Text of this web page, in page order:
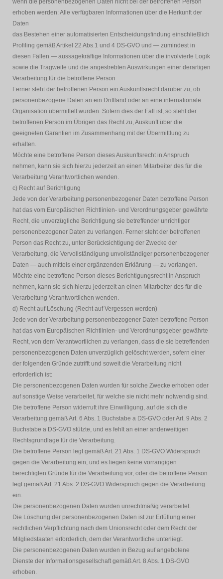
erhoben werden: Alle verfügbaren Informationen über die Herkunft der
Daten
das Bestehen einer automatisierten Entscheidungsfindung einschließlich
Profiling gemäß Artikel 22 Abs.1 und 4 DS-GVO und — zumindest in
diesen Fällen — aussagekräftige Informationen über die involvierte Logik
sowie die Tragweite und die angestrebten Auswirkungen einer derartigen
Verarbeitung für die betroffene Person
Ferner steht der betroffenen Person ein Auskunftsrecht darüber zu, ob
personenbezogene Daten an ein Drittland oder an eine internationale
Organisation übermittelt wurden. Sofern dies der Fall ist, so steht der
betroffenen Person im Übrigen das Recht zu, Auskunft über die
geeigneten Garantien im Zusammenhang mit der Übermittlung zu
erhalten.
Möchte eine betroffene Person dieses Auskunftsrecht in Anspruch
nehmen, kann sie sich hierzu jederzeit an einen Mitarbeiter des für die
Verarbeitung Verantwortlichen wenden.
c) Recht auf Berichtigung
Jede von der Verarbeitung personenbezogener Daten betroffene Person
hat das vom Europäischen Richtlinien- und Verordnungsgeber gewährte
Recht, die unverzügliche Berichtigung sie betreffender unrichtiger
personenbezogener Daten zu verlangen. Ferner steht der betroffenen
Person das Recht zu, unter Berücksichtigung der Zwecke der
Verarbeitung, die Vervollständigung unvollständiger personenbezogener
Daten — auch mittels einer ergänzenden Erklärung — zu verlangen.
Möchte eine betroffene Person dieses Berichtigungsrecht in Anspruch
nehmen, kann sie sich hierzu jederzeit an einen Mitarbeiter des für die
Verarbeitung Verantwortlichen wenden.
d) Recht auf Löschung (Recht auf Vergessen werden)
Jede von der Verarbeitung personenbezogener Daten betroffene Person
hat das vom Europäischen Richtlinien- und Verordnungsgeber gewährte
Recht, von dem Verantwortlichen zu verlangen, dass die sie betreffenden
personenbezogenen Daten unverzüglich gelöscht werden, sofern einer
der folgenden Gründe zutrifft und soweit die Verarbeitung nicht
erforderlich ist:
Die personenbezogenen Daten wurden für solche Zwecke erhoben oder
auf sonstige Weise verarbeitet, für welche sie nicht mehr notwendig sind.
Die betroffene Person widerruft ihre Einwilligung, auf die sich die
Verarbeitung gemäß Art. 6 Abs. 1 Buchstabe a DS-GVO oder Art. 9 Abs. 2
Buchstabe a DS-GVO stützte, und es fehlt an einer anderweitigen
Rechtsgrundlage für die Verarbeitung.
Die betroffene Person legt gemäß Art. 21 Abs. 1 DS-GVO Widerspruch
gegen die Verarbeitung ein, und es liegen keine vorrangigen
berechtigten Gründe für die Verarbeitung vor, oder die betroffene Person
legt gemäß Art. 21 Abs. 2 DS-GVO Widerspruch gegen die Verarbeitung
ein.
Die personenbezogenen Daten wurden unrechtmäßig verarbeitet.
Die Löschung der personenbezogenen Daten ist zur Erfüllung einer
rechtlichen Verpflichtung nach dem Unionsrecht oder dem Recht der
Mitgliedstaaten erforderlich, dem der Verantwortliche unterliegt.
Die personenbezogenen Daten wurden in Bezug auf angebotene
Dienste der Informationsgesellschaft gemäß Art. 8 Abs. 1 DS-GVO
erhoben.